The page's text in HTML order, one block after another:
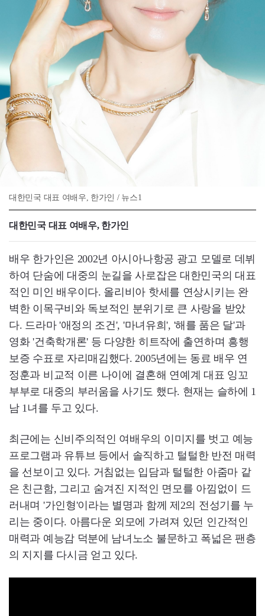
대한민국 대표 여배우, 한가인 / 뉴스1
대한민국 대표 여배우, 한가인
배우 한가인은 2002년 아시아나항공 광고 모델로 데뷔
하여 단숨에 대중의 눈길을 사로잡은 대한민국의 대표
적인 미인 배우이다. 올리비아 핫세를 연상시키는 완
벽한 이목구비와 독보적인 분위기로 큰 사랑을 받았
다. 드라마 '애정의 조건', '마녀유희', '해를 품은 달'과
영화 '건축학개론' 등 다양한 히트작에 출연하며 흥행
보증 수표로 자리매김했다. 2005년에는 동료 배우 연
정훈과 비교적 이른 나이에 결혼해 연예계 대표 잉꼬
부부로 대중의 부러움을 사기도 했다. 현재는 슬하에 1
남 1녀를 두고 있다.
최근에는 신비주의적인 여배우의 이미지를 벗고 예능
프로그램과 유튜브 등에서 솔직하고 털털한 반전 매력
을 선보이고 있다. 거침없는 입담과 털털한 아줌마 같
은 친근함, 그리고 숨겨진 지적인 면모를 아낌없이 드
러내며 '가인형'이라는 별명과 함께 제2의 전성기를 누
리는 중이다. 아름다운 외모에 가려져 있던 인간적인
매력과 예능감 덕분에 남녀노소 불문하고 폭넓은 팬층
의 지지를 다시금 얻고 있다.